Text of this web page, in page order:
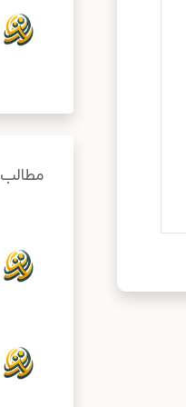
مطالب